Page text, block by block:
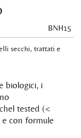
BNH15
secchi, trattati e
biologici, i
tested (<
con formule